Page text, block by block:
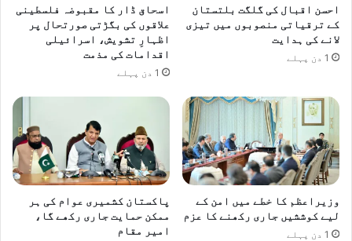
ہ
ل
ا
احسن اقبال کی گلگت بلتستان
کے ترقیاتی منصوبوں میں تیزی
لانے کی ہدایت
1 دن پہلے
اسحاق ڈار کا مقبوضہ فلسطینی
علاقوں کی بگڑتی صورتحال پر
اظہارِ تشویش، اسرائیلی
اقدامات کی مذمت
1 دن پہلے
وزیراعظم کا خطے میں امن کے
لیے کوششیں جاری رکھنے کا عزم
1 دن پہلے
پاکستان کشمیری عوام کی ہر
ممکن حمایت جاری رکھے گا،
امیر مقام